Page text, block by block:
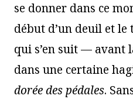
se donner dans ce
début d’un deuil et
qui s’en suit — avant
dans une certaine
dorée des pédales.